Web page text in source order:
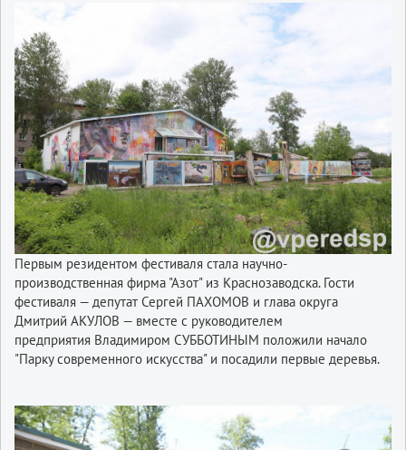
Первым резидентом фестиваля стала научно-
производственная фирма "Азот" из Краснозаводска. Гости
фестиваля — депутат Сергей ПАХОМОВ и глава округа
Дмитрий АКУЛОВ — вместе с руководителем
предприятия Владимиром СУББОТИНЫМ положили начало
"Парку современного искусства" и посадили первые деревья.